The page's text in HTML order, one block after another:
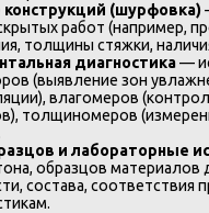
(шурфовка)
работ (например,
толщины стяжки,
диагностика—
(выявление зон
влагомеров
толщиномеров
и лабораторные
образцов материалов
состава, соответствия